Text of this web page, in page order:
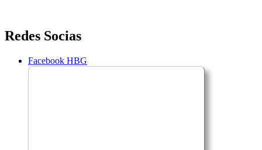
Saltar
para
conteúdo
Redes Socias
Facebook HBG